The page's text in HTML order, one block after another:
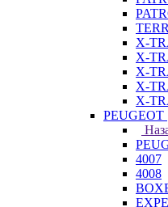
X-
X-
X-
X-
X-
PEUGEOT
4007
4008